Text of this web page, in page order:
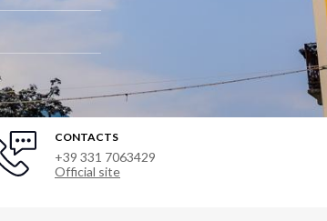
CONTACTS
+39 331 7063429
Official site